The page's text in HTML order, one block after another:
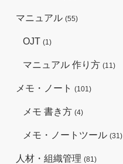
マニュアル (55)
OJT (1)
マニュアル 作り方 (11)
メモ・ノート (101)
メモ 書き方 (4)
メモ・ノートツール (31)
人材・組織管理 (81)